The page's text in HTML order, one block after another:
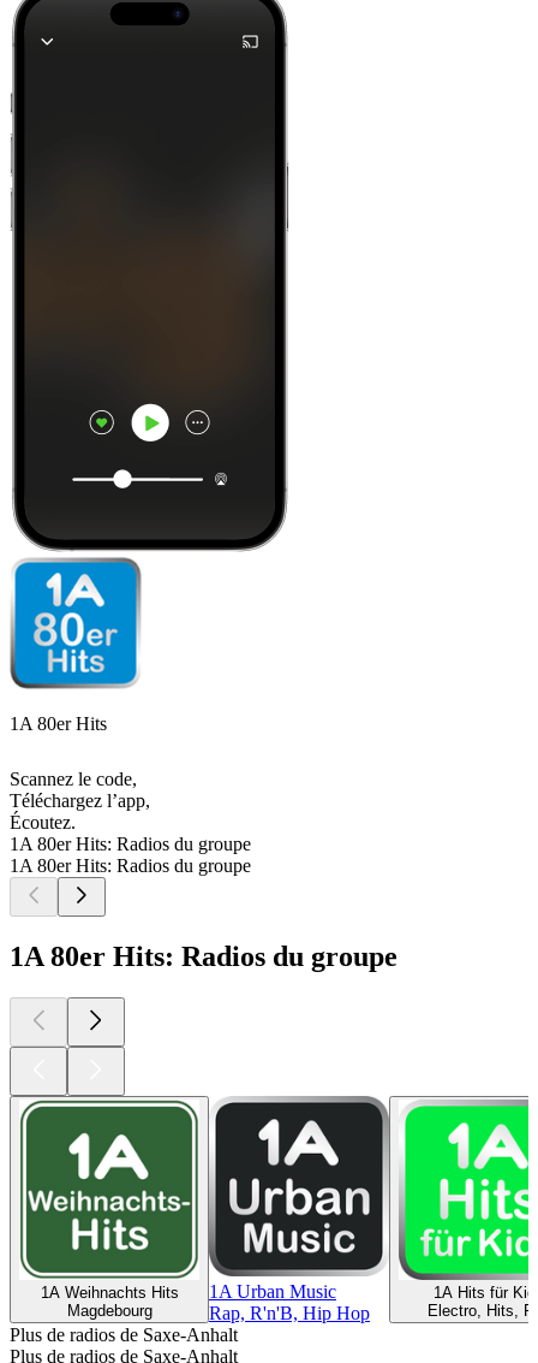
1A 80er Hits
Scannez le code,
Téléchargez l’app,
Écoutez.
1A 80er Hits: Radios du groupe
1A 80er Hits: Radios du groupe
1A 80er Hits: Radios du groupe
1A Weihnachts Hits
Magdebourg
1A Urban Music
Rap, R'n'B, Hip Hop
1A Hits für
Electro, Hits,
Plus de radios de Saxe-Anhalt
Plus de radios de Saxe-Anhalt